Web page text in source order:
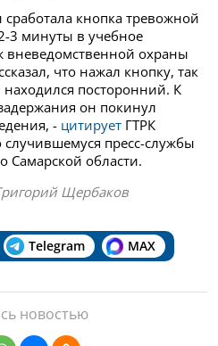
кнопка тревожной
3 минуты в учебное
вневедомственной охраны
что нажал кнопку, так
посторонний. К
он покинул
- цитирует ГТРК
пресс-службы
Самарской области.
Щербаков
Telegram MAX
новостью